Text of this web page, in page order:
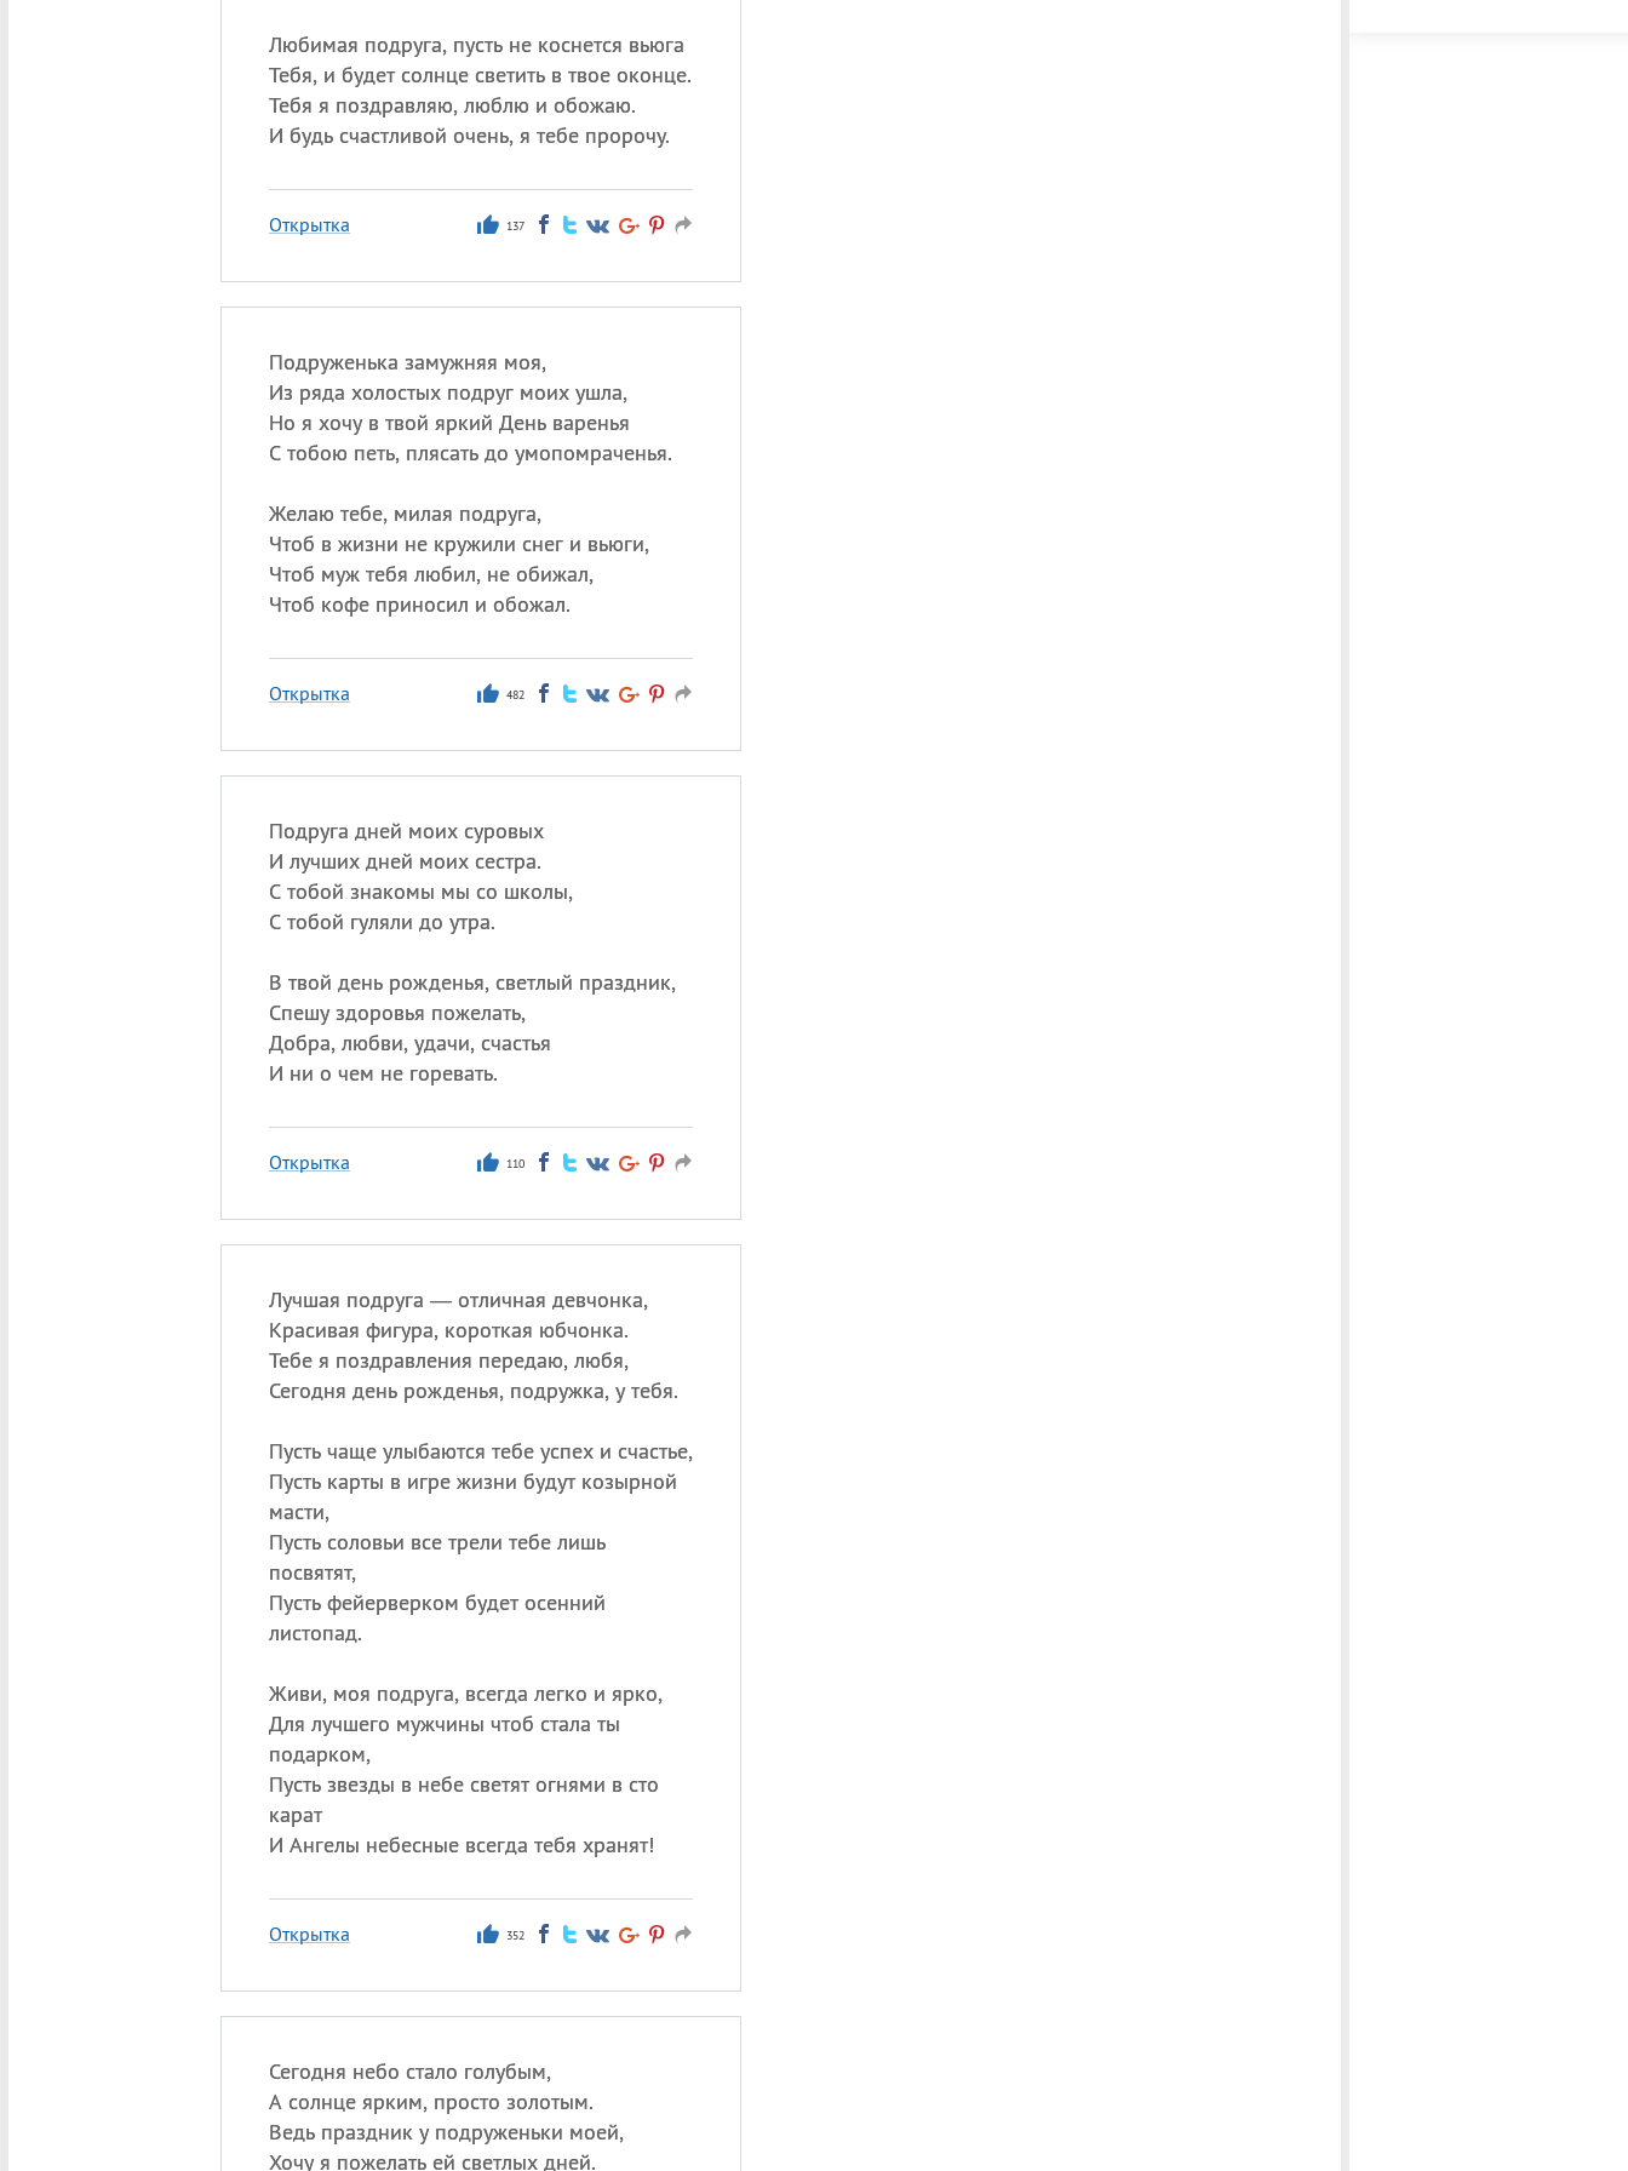
Любимая подруга, пусть не коснется вьюга
Тебя, и будет солнце светить в твое оконце.
Тебя я поздравляю, люблю и обожаю.
И будь счастливой очень, я тебе пророчу.
Открытка 137
Подруженька замужняя моя,
Из ряда холостых подруг моих ушла,
Но я хочу в твой яркий День варенья
С тобою петь, плясать до умопомраченья.
Желаю тебе, милая подруга,
Чтоб в жизни не кружили снег и вьюги,
Чтоб муж тебя любил, не обижал,
Чтоб кофе приносил и обожал.
Открытка 482
Подруга дней моих суровых
И лучших дней моих сестра.
С тобой знакомы мы со школы,
С тобой гуляли до утра.
В твой день рожденья, светлый праздник,
Спешу здоровья пожелать,
Добра, любви, удачи, счастья
И ни о чем не горевать.
Открытка 110
Лучшая подруга — отличная девчонка,
Красивая фигура, короткая юбчонка.
Тебе я поздравления передаю, любя,
Сегодня день рожденья, подружка, у тебя.
Пусть чаще улыбаются тебе успех и счастье,
Пусть карты в игре жизни будут козырной
масти,
Пусть соловьи все трели тебе лишь
посвятят,
Пусть фейерверком будет осенний
листопад.
Живи, моя подруга, всегда легко и ярко,
Для лучшего мужчины чтоб стала ты
подарком,
Пусть звезды в небе светят огнями в сто
карат
И Ангелы небесные всегда тебя хранят!
Открытка 352
Сегодня небо стало голубым,
А солнце ярким, просто золотым.
Ведь праздник у подруженьки моей,
Хочу я пожелать ей светлых дней.